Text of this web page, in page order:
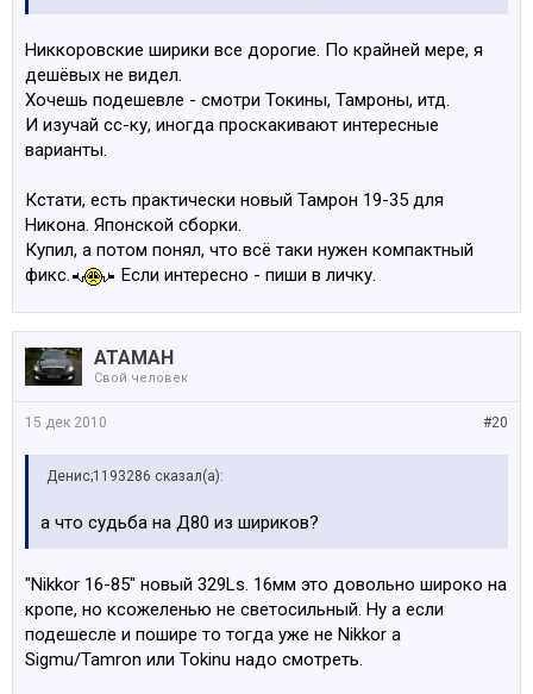
Никкоровские ширики все дорогие. По крайней мере, я
дешёвых не видел.
Хочешь подешевле - смотри Токины, Тамроны, итд.
И изучай сс-ку, иногда проскакивают интересные
варианты.
Кстати, есть практически новый Тамрон 19-35 для
Никона. Японской сборки.
Купил, а потом понял, что всё таки нужен компактный
фикс.
Если интересно - пиши в личку.
АТАМАН
Свой человек
#20
15 дек 2010
Денис;1193286 сказал(а):
а что судьба на Д80 из шириков?
"Nikkor 16-85" новый 329Ls. 16мм это довольно широко на
кропе, но ксожеленью не светосильный. Ну а если
подешесле и пошире то тогда уже не Nikkor а
Sigmu/Tamron или Tokinu надо смотреть.